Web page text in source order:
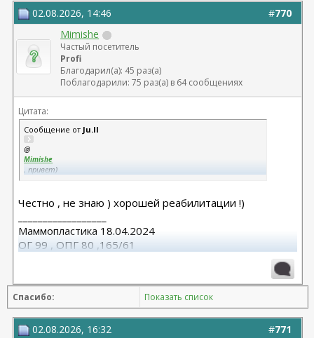
#770
02.08.2026, 14:46
Mimishe
Частый посетитель
Profi
Благодарил(а): 45 раз(а)
Поблагодарили: 75 раз(а) в 64 сообщениях
Цитата:
Сообщение от Ju.ll
@
Mimishe
, привет)
это внимания.
Нет нигде тут на форуме схемы как правильно это сделать?
Честно , не знаю ) хорошей реабилитации !)
Маммопластика 18.04.2024
ОГ 99 , ОПГ 80 ,165/61
Спасибо: Показать список
#771
02.08.2026, 16:32